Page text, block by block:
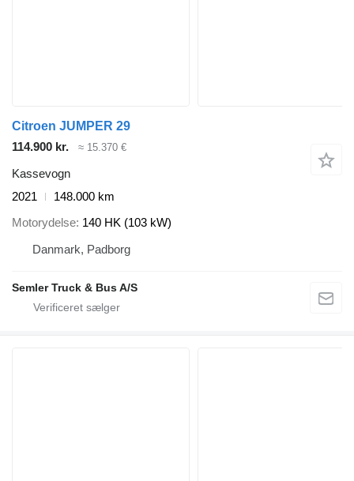
Citroen JUMPER 29
114.900 kr.
≈ 15.370 €
Kassevogn
2021
148.000 km
Motorydelse 140 HK (103 kW)
Danmark, Padborg
Semler Truck & Bus A/S